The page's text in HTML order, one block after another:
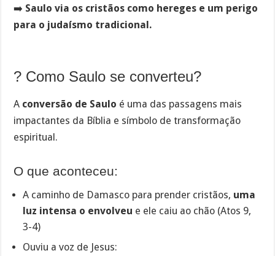
➡️ Saulo via os cristãos como hereges e um perigo
para o judaísmo tradicional.
? Como Saulo se converteu?
A conversão de Saulo é uma das passagens mais
impactantes da Bíblia e símbolo de transformação
espiritual.
O que aconteceu:
A caminho de Damasco para prender cristãos, uma
luz intensa o envolveu e ele caiu ao chão (Atos 9,
3-4)
Ouviu a voz de Jesus: